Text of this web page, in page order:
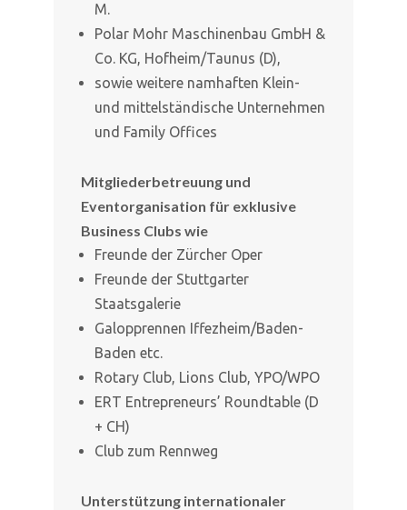
M.
Polar Mohr Maschinenbau GmbH &
Co. KG, Hofheim/Taunus (D),
sowie weitere namhaften Klein-
und mittelständische Unternehmen
und Family Offices
Mitgliederbetreuung und
Eventorganisation für exklusive
Business Clubs wie
Freunde der Zürcher Oper
Freunde der Stuttgarter
Staatsgalerie
Galopprennen Iffezheim/Baden-
Baden etc.
Rotary Club, Lions Club, YPO/WPO
ERT Entrepreneurs’ Roundtable (D
+ CH)
Club zum Rennweg
Unterstützung internationaler